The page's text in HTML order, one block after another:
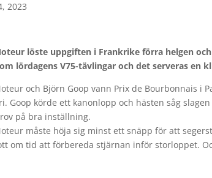
2023
löste uppgiften i Frankrike förra helgen
lördagens V75-tävlingar och det serveras en
och Björn Goop vann Prix de Bourbonnais i
Goop körde ett kanonlopp och hästen såg
på bra inställning.
måste höja sig minst ett snäpp för att
om tid att förbereda stjärnan inför storloppet.